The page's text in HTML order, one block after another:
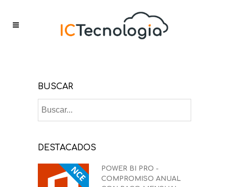
BUSCAR
DESTACADOS
POWER BI PRO -
COMPROMISO ANUAL